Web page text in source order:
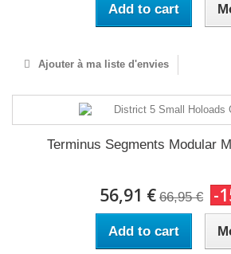
Add to cart
Ajouter à ma liste d'envies
Terminus Segments Modular
56,91 € 66,95 € -
Add to cart